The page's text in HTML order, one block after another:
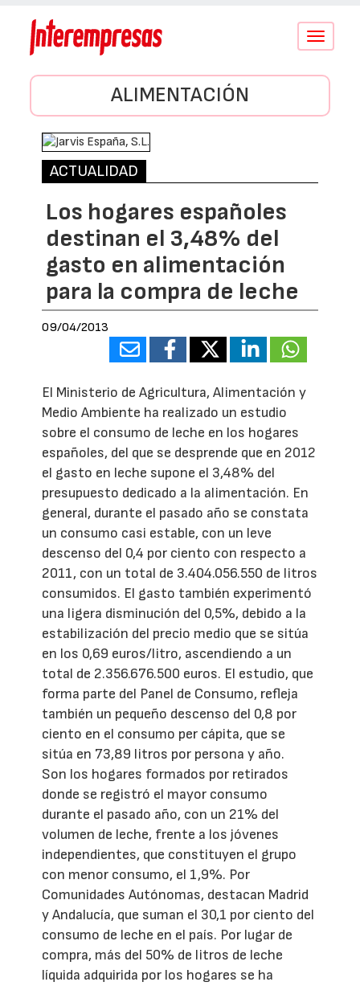
Conmutar
ALIMENTACIÓN
ACTUALIDAD
Los hogares españoles
destinan el 3,48% del
gasto en alimentación
para la compra de leche
09/04/2013
El Ministerio de Agricultura, Alimentación y
Medio Ambiente ha realizado un estudio
sobre el consumo de leche en los hogares
españoles, del que se desprende que en 2012
el gasto en leche supone el 3,48% del
presupuesto dedicado a la alimentación. En
general, durante el pasado año se constata
un consumo casi estable, con un leve
descenso del 0,4 por ciento con respecto a
2011, con un total de 3.404.056.550 de litros
consumidos. El gasto también experimentó
una ligera disminución del 0,5%, debido a la
estabilización del precio medio que se sitúa
en los 0,69 euros/litro, ascendiendo a un
total de 2.356.676.500 euros. El estudio, que
forma parte del Panel de Consumo, refleja
también un pequeño descenso del 0,8 por
ciento en el consumo per cápita, que se
sitúa en 73,89 litros por persona y año.
Son los hogares formados por retirados
donde se registró el mayor consumo
durante el pasado año, con un 21% del
volumen de leche, frente a los jóvenes
independientes, que constituyen el grupo
con menor consumo, el 1,9%. Por
Comunidades Autónomas, destacan Madrid
y Andalucía, que suman el 30,1 por ciento del
consumo de leche en el país. Por lugar de
compra, más del 50% de litros de leche
líquida adquirida por los hogares se ha